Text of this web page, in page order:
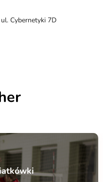
Cybernetyki 7D